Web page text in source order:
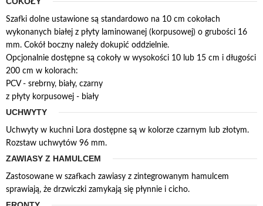
Szafki dolne ustawione są standardowo na 10 cm cokołach
wykonanych białej z płyty laminowanej (korpusowej) o grubości 16
mm. Cokół boczny należy dokupić oddzielnie.
Opcjonalnie dostępne są cokoły w wysokości 10 lub 15 cm i długości
200 cm w kolorach:
PCV - srebrny, biały, czarny
z płyty korpusowej - biały
UCHWYTY
Uchwyty w kuchni Lora dostępne są w kolorze czarnym lub złotym.
Rozstaw uchwytów 96 mm.
ZAWIASY Z HAMULCEM
Zastosowane w szafkach zawiasy z zintegrowanym hamulcem
sprawiają, że drzwiczki zamykają się płynnie i cicho.